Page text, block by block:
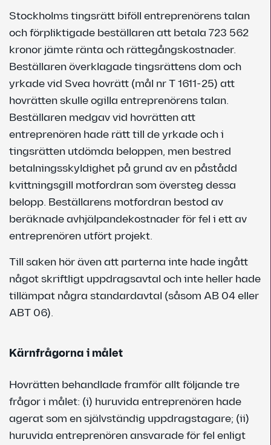
Stockholms tingsrätt biföll entreprenörens talan
och förpliktigade beställaren att betala 723 562
kronor jämte ränta och rättegångskostnader.
Beställaren överklagade tingsrättens dom och
yrkade vid Svea hovrätt (mål nr T 1611-25) att
hovrätten skulle ogilla entreprenörens talan.
Beställaren medgav vid hovrätten att
entreprenören hade rätt till de yrkade och i
tingsrätten utdömda beloppen, men bestred
betalningsskyldighet på grund av en påstådd
kvittningsgill motfordran som översteg dessa
belopp. Beställarens motfordran bestod av
beräknade avhjälpandekostnader för fel i ett av
entreprenören utfört projekt.
Till saken hör även att parterna inte hade ingått
något skriftligt uppdragsavtal och inte heller hade
tillämpat några standardavtal (såsom AB 04 eller
ABT 06).
Kärnfrågorna i målet
Hovrätten behandlade framför allt följande tre
frågor i målet: (i) huruvida entreprenören hade
agerat som en självständig uppdragstagare; (ii)
huruvida entreprenören ansvarade för fel enligt